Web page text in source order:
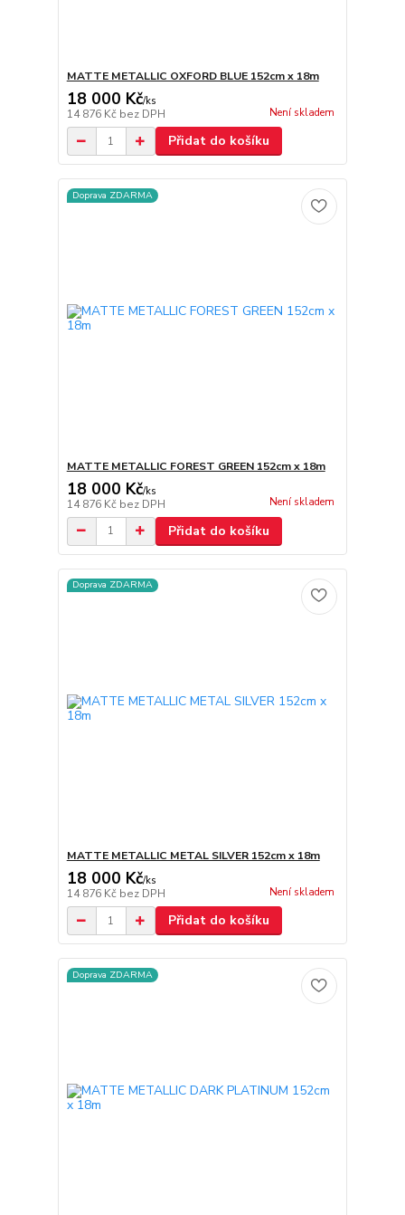
MATTE METALLIC OXFORD BLUE 152cm x 18m
18 000 Kč/ks
14 876 Kč bez DPH Není skladem
Přidat do košíku
Doprava ZDARMA
MATTE METALLIC FOREST GREEN 152cm x 18m
18 000 Kč/ks
14 876 Kč bez DPH Není skladem
Přidat do košíku
Doprava ZDARMA
MATTE METALLIC METAL SILVER 152cm x 18m
18 000 Kč/ks
14 876 Kč bez DPH Není skladem
Přidat do košíku
Doprava ZDARMA